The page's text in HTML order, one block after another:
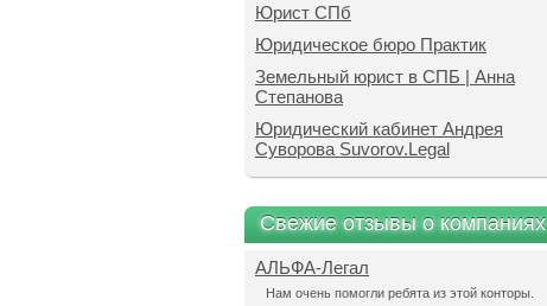
Юрист СПб
Юридическое бюро Практик
Земельный юрист в СПБ | Анна
Степанова
Юридический кабинет Андрея
Суворова Suvorov.Legal
Свежие отзывы о компаниях
АЛЬФА-Легал
Нам очень помогли ребята из этой конторы.